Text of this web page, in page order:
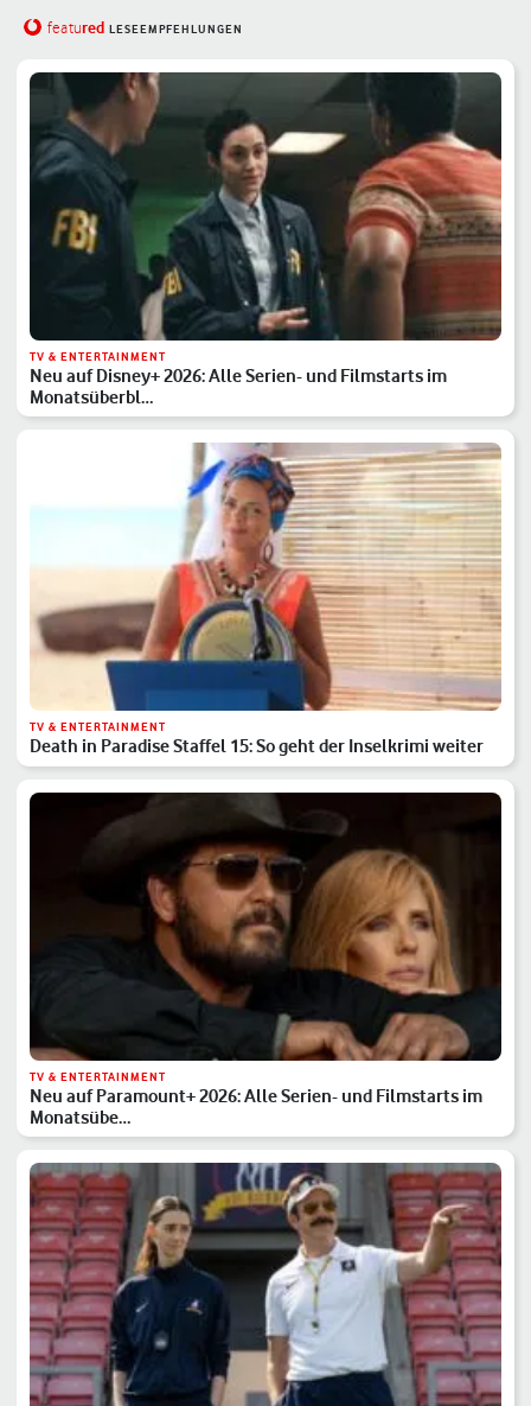
featured LESEEMPFEHLUNGEN
TV & ENTERTAINMENT
Neu auf Disney+ 2026: Alle Serien- und Filmstarts im
Monatsüberbl…
TV & ENTERTAINMENT
Death in Paradise Staffel 15: So geht der Inselkrimi weiter
TV & ENTERTAINMENT
Neu auf Paramount+ 2026: Alle Serien- und Filmstarts im
Monatsübe…